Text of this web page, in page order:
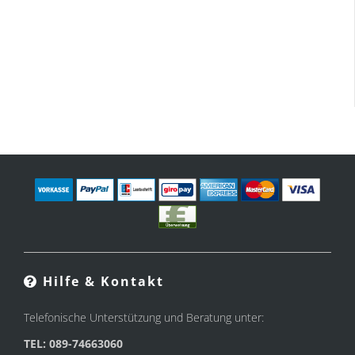
Hilfe & Kontakt
Telefonische Unterstützung und Beratung unter:
TEL: 089-74663060